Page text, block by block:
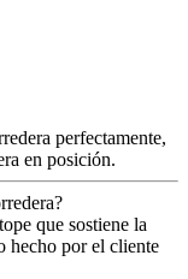
perfectamente,
en posición.
que sostiene la
hecho por el cliente